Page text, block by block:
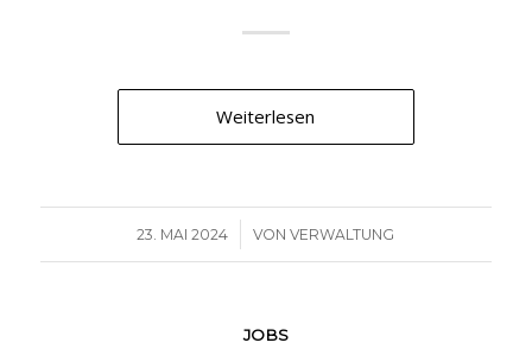
Weiterlesen
23. MAI 2024
/ VONVERWALTUNG
JOBS